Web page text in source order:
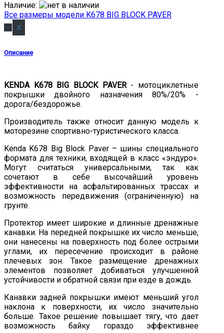
Наличие:
Все размеры модели K678 BIG BLOCK PAVER
Описание
KENDA K678 BIG BLOCK PAVER - мотоциклетные
покрышки двойного назначения 80%/20% -
дорога/бездорожье.
Производитель также относит данную модель к
моторезине спортивно-туристического класса.
Kenda K678 Big Block Paver – шины специального
формата для техники, входящей в класс «эндуро».
Могут считаться универсальными, так как
сочетают в себе высочайший уровень
эффективности на асфальтированных трассах и
возможность передвижения (ограниченную) на
грунте.
Протектор имеет широкие и длинные дренажные
канавки. На передней покрышке их число меньше,
они нанесены на поверхность под более острыми
углами, их пересечение происходит в районе
плечевых зон. Такое размещение дренажных
элементов позволяет добиваться улучшенной
устойчивости и обратной связи при езде в дождь.
Канавки задней покрышки имеют меньший угол
наклона к поверхности, их число значительно
больше. Такое решение повышает тягу, что дает
возможность байку гораздо эффективнее